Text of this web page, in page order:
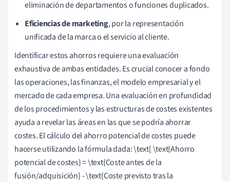
eliminación de departamentos o funciones duplicados.
Eficiencias de marketing, por la representación
unificada de la marca o el servicio al cliente.
Identificar estos ahorros requiere una evaluación
exhaustiva de ambas entidades. Es crucial conocer a fondo
las operaciones, las finanzas, el modelo empresarial y el
mercado de cada empresa. Una evaluación en profundidad
de los procedimientos y las estructuras de costes existentes
ayuda a revelar las áreas en las que se podría ahorrar
costes. El cálculo del ahorro potencial de costes puede
hacerse utilizando la fórmula dada: \text[ \text{Ahorro
potencial de costes} = \text{Coste antes de la
fusión/adquisición} - \text{Coste previsto tras la